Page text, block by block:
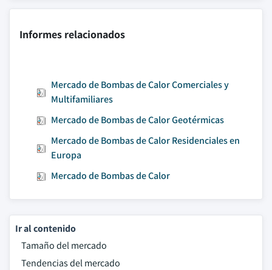
Informes relacionados
Mercado de Bombas de Calor Comerciales y
Multifamiliares
Mercado de Bombas de Calor Geotérmicas
Mercado de Bombas de Calor Residenciales en
Europa
Mercado de Bombas de Calor
Ir al contenido
Tamaño del mercado
Tendencias del mercado